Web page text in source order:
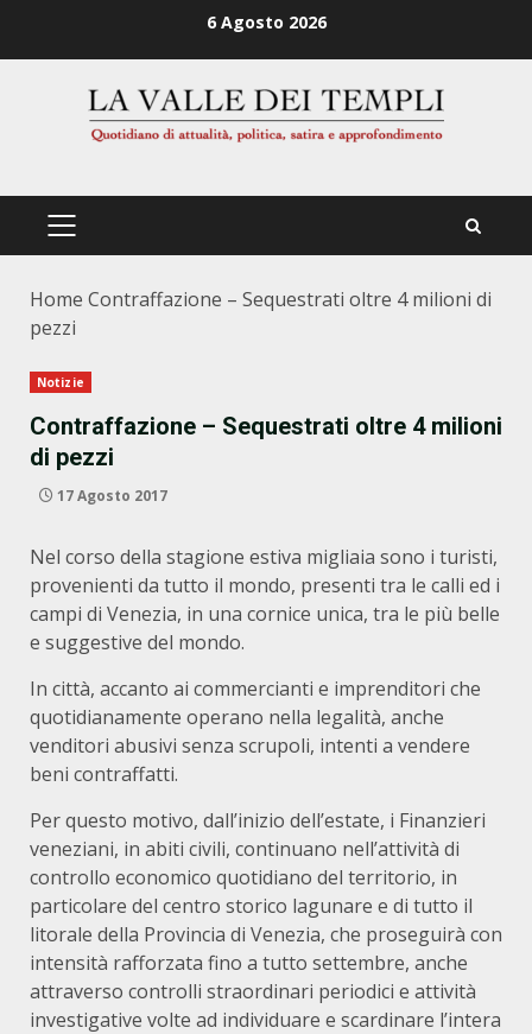
6 Agosto 2026
PRIMÄRES
Home Contraffazione – Sequestrati oltre 4 milioni di
pezzi
Notizie
Contraffazione – Sequestrati oltre 4 milioni
di pezzi
17 Agosto 2017
Nel corso della stagione estiva migliaia sono i turisti,
provenienti da tutto il mondo, presenti tra le calli ed i
campi di Venezia, in una cornice unica, tra le più belle
e suggestive del mondo.
In città, accanto ai commercianti e imprenditori che
quotidianamente operano nella legalità, anche
venditori abusivi senza scrupoli, intenti a vendere
beni contraffatti.
Per questo motivo, dall’inizio dell’estate, i Finanzieri
veneziani, in abiti civili, continuano nell’attività di
controllo economico quotidiano del territorio, in
particolare del centro storico lagunare e di tutto il
litorale della Provincia di Venezia, che proseguirà con
intensità rafforzata fino a tutto settembre, anche
attraverso controlli straordinari periodici e attività
investigative volte ad individuare e scardinare l’intera